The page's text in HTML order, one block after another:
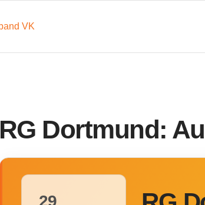
RG Dortmund:
29